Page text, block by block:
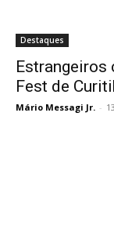
Destaques
Estrangeiros
Fest de
Mário Messagi Jr. -